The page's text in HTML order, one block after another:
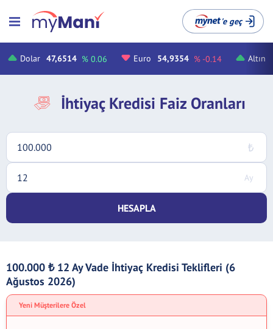
'e geç
Dolar 47,6514 % 0.06 Euro 54,9354 % -0.14 Altın
İhtiyaç Kredisi Faiz Oranları
HESAPLA
100.000 ₺12 Ay Vade İhtiyaç Kredisi Teklifleri (6
Ağustos 2026)
Yeni Müşterilere Özel